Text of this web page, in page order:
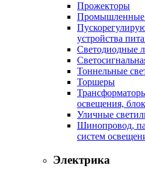
Прожекторы
Промышленные
устройства
Светодиодные
Тоннельные
Торшеры
освещения,
Уличные
Шинопровод,
систем
Электрика